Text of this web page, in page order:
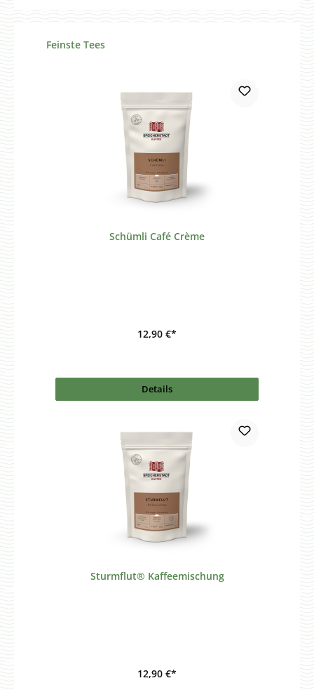
Produktgalerie überspringen
Feinste Tees
Schümli Café Crème
12,90 €*
Details
Sturmflut® Kaffeemischung
12,90 €*